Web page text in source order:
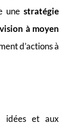
unestratégie
vision à moyen
d’actions à
idées et aux